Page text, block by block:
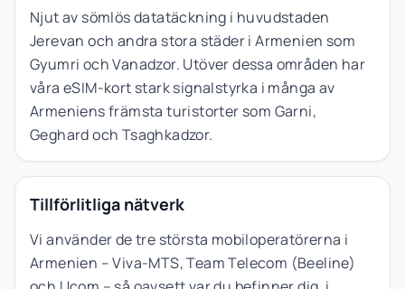
Njut av sömlös datatäckning i huvudstaden
Jerevan och andra stora städer i Armenien som
Gyumri och Vanadzor. Utöver dessa områden har
våra eSIM-kort stark signalstyrka i många av
Armeniens främsta turistorter som Garni,
Geghard och Tsaghkadzor.
Tillförlitliga nätverk
Vi använder de tre största mobiloperatörerna i
Armenien – Viva-MTS, Team Telecom (Beeline)